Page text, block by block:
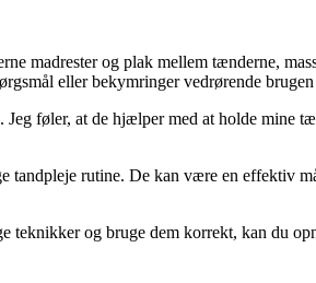
madrester og plak mellem tænderne,
eller bekymringer vedrørende
føler, at de hjælper med at holde mine
tandpleje rutine. De kan være en effektiv
og bruge dem korrekt, kan du